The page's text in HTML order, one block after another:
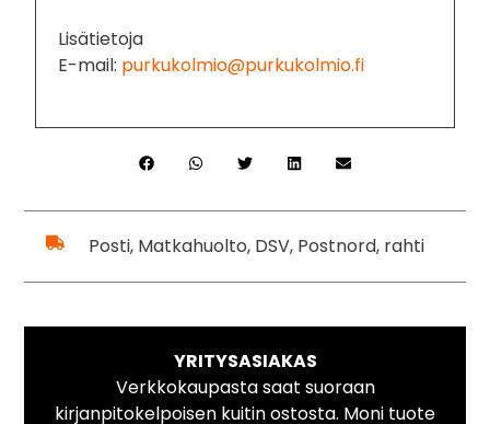
Lisätietoja
E-mail: purkukolmio@purkukolmio.fi
Posti, Matkahuolto, DSV, Postnord, rahti
YRITYSASIAKAS
Verkkokaupasta saat suoraan
kirjanpitokelpoisen kuitin ostosta. Moni tuote